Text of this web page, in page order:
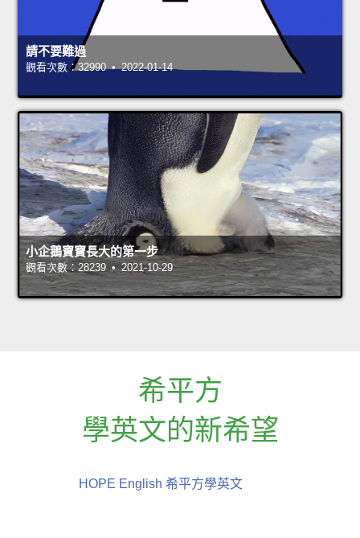
請不要難過
觀看次數：32990 • 2022-01-14
小企鵝寶寶長大的第一步
觀看次數：28239 • 2021-10-29
希平方
學英文的新希望
HOPE English 希平方學英文